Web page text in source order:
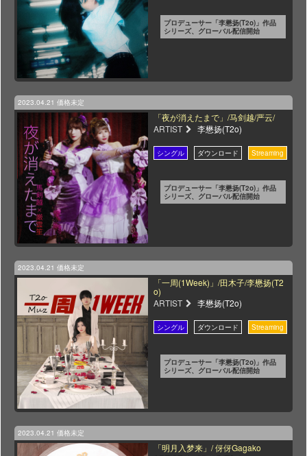
プロデューサー「李懋扬(T2o)」作品
シリーズ、グローバル配信開始
2023.04.21 価格未定
「夜が消えたまで」/马剑越/严云/
ARTIST
李懋扬(T2o)
プロデューサー「李懋扬(T2o)」作品
シリーズ、グローバル配信開始
2023.04.21 価格未定
「一周(1Week)」/田木子/李懋扬(T2
o)
ARTIST
李懋扬(T2o)
プロデューサー「李懋扬(T2o)」作品
シリーズ、グローバル配信開始
2023.04.21 価格未定
「明月入梦来」/ 伢伢Gagako